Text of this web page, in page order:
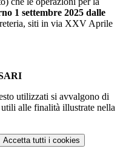
1 settembre 2025 dalle
siti in via XXV Aprile
utilizzati si avvalgono di
alle finalità illustrate nella
Accetta tutti i cookies